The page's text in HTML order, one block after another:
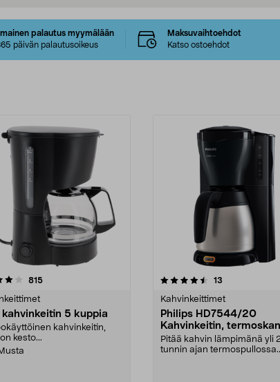
Ilmainen palautus myymälään
päivän palautusoikeus
Maksuvaihtoehdot
Katso ostoehdot
815arvostelut
kahvinkeitin 5 kuppia
kahvinkeitin,
kesto...
4.5 viidestä
13
Kahvinkeittimet
Philips HD7544/20
Kahvinkeitin,
musta
Pitää kahvin lämpimänä yli
tunnin ajan termospullossa.
4.0 viidestä